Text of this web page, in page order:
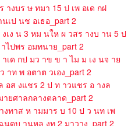
างบร ษ ทมา 15 ป เพ อเด กฝ
เป นช อเธอ_part 2
เง น 3 หม นให ผ วสร างบ าน 5 ป
ไปพร อมทนาย_part 2
เด กป มว าข ข า ไม ม เง นจ าย
าท พ อตาต วเอง_part 2
อส งแชร 2 ป ท าวแชร อ างล
ยศาลกลางตลาด_part 2
งทาส ห ามมาร บ 10 ป ว นท เพ
ดบ านหล งท 2 มาวาง_part 2